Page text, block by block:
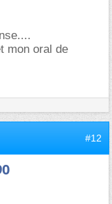
mon oral de
#12